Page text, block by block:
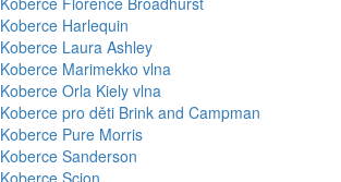
Koberce Harlequin
Koberce Laura Ashley
Koberce Marimekko vlna
Koberce Orla Kiely vlna
Koberce pro děti Brink and Campman
Koberce Pure Morris
Koberce Sanderson